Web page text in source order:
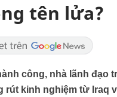
tên lửa?
công, nhà lãnh đạo
kinh nghiệm từ Iraq